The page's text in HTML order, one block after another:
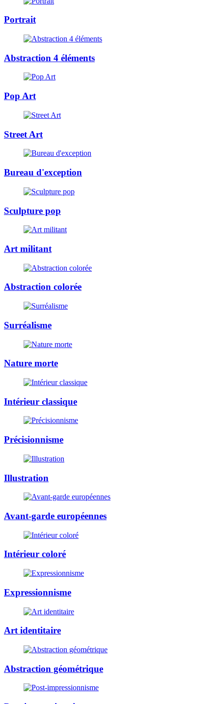
Portrait
Abstraction 4 éléments
Pop Art
Street Art
Bureau d'exception
Sculpture pop
Art militant
Abstraction colorée
Surréalisme
Nature morte
Intérieur classique
Précisionnisme
Illustration
Avant-garde européennes
Intérieur coloré
Expressionnisme
Art identitaire
Abstraction géométrique